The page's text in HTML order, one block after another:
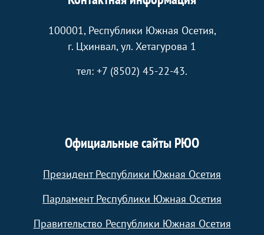
100001, Республики Южная Осетия,
г. Цхинвал, ул. Хетагурова 1
тел: +7 (8502) 45-22-43.
Официальные сайты РЮО
Президент Республики Южная Осетия
Парламент Республики Южная Осетия
Правительство Республики Южная Осетия